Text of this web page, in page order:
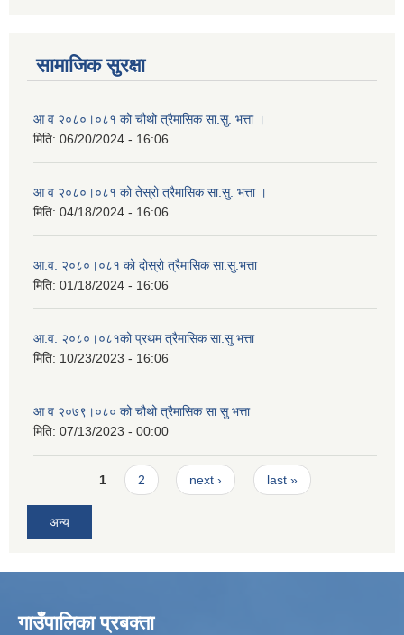
सामाजिक सुरक्षा
आ व २०८०।०८१ को चौथो त्रैमासिक सा.सु. भत्ता ।
मिति: 06/20/2024 - 16:06
आ व २०८०।०८१ को तेस्रो त्रैमासिक सा.सु. भत्ता ।
मिति: 04/18/2024 - 16:06
आ.व. २०८०।०८१ को दोस्रो त्रैमासिक सा.सु.भत्ता
मिति: 01/18/2024 - 16:06
आ.व. २०८०।०८१को प्रथम त्रैमासिक सा.सु भत्ता
मिति: 10/23/2023 - 16:06
आ व २०७९।०८० को चौथो त्रैमासिक सा सु भत्ता
मिति: 07/13/2023 - 00:00
Pages1 2 next › last »
अन्य
गाउँपालिका प्रबक्ता